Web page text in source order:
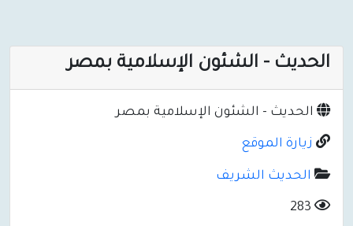
الحديث - الشئون الإسلامية بمصر
الحديث - الشئون الإسلامية بمصر
زيارة الموقع
الحديث الشريف